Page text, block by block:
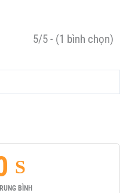
5/5 - (1 bình chọn)
BÌNH